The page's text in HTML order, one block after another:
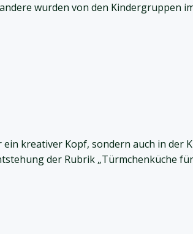
wurden von den Kindergruppen
kreativer Kopf, sondern auch in der
der Rubrik „Türmchenküche